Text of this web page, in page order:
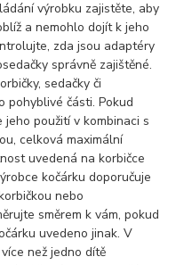
výrobku zajistěte, aby
a nemohlo dojít k jeho
zda jsou adaptéry
správně zajištěné.
sedačky či
pohyblivé části. Pokud
použití v kombinaci s
celková maximální
uvedená na korbičce
kočárku doporučuje
nebo
směrem k vám, pokud
uvedeno jinak. V
než jedno dítě